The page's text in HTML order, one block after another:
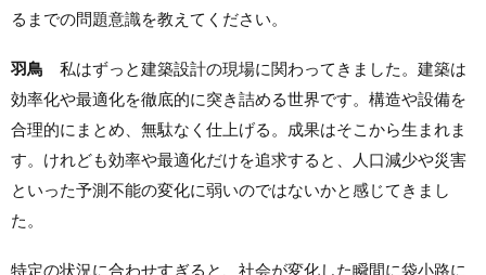
るまでの問題意識を教えてください。
羽鳥 私はずっと建築設計の現場に関わってきました。建築は
効率化や最適化を徹底的に突き詰める世界です。構造や設備を
合理的にまとめ、無駄なく仕上げる。成果はそこから生まれま
す。けれども効率や最適化だけを追求すると、人口減少や災害
といった予測不能の変化に弱いのではないかと感じてきまし
た。
特定の状況に合わせすぎると、社会が変化した瞬間に袋小路に